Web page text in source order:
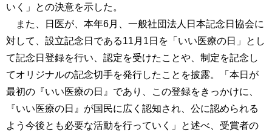
いく」との決意を示した。
また、日医が、本年6月、一般社団法人日本記念日協会に
対して、設立記念日である11月1日を「いい医療の日」とし
て記念日登録を行い、認定を受けたことや、制定を記念し
てオリジナルの記念切手を発行したことを披露。「本日が
最初の『いい医療の日』であり、この登録をきっかけに、
『いい医療の日』が国民に広く認知され、公に認められる
よう今後とも必要な活動を行っていく」と述べ、受賞者の